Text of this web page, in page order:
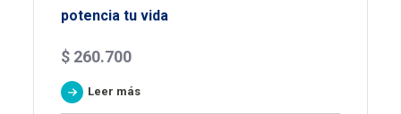
potencia tu vida
$ 260.700
Leer más